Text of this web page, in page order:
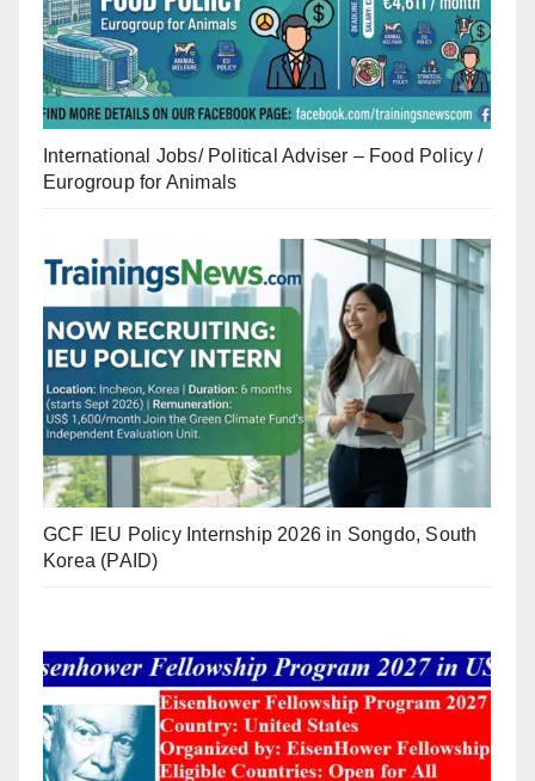
International Jobs/ Political Adviser – Food Policy /
Eurogroup for Animals
GCF IEU Policy Internship 2026 in Songdo, South
Korea (PAID)